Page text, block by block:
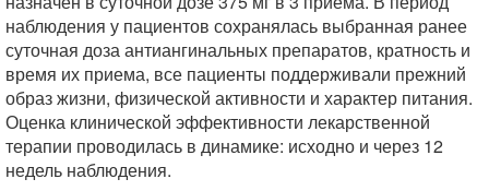
наблюдения у пациентов сохранялась выбранная ранее
суточная доза антиангинальных препаратов, кратность и
время их приема, все пациенты поддерживали прежний
образ жизни, физической активности и характер питания.
Оценка клинической эффективности лекарственной
терапии проводилась в динамике: исходно и через 12
недель наблюдения.